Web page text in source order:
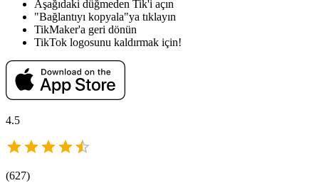
Aşağıdaki düğmeden Tik'i açın
"Bağlantıyı kopyala"ya tıklayın
TikMaker'a geri dönün
TikTok logosunu kaldırmak için!
4.5
(627)